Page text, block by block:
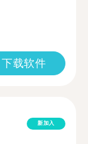
下载软件
新加入